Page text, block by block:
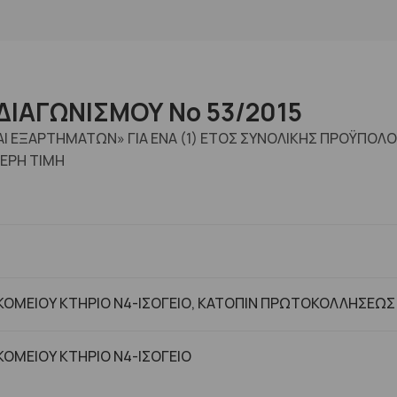
No 53/2015
ΕΞΑΡΤΗΜΑΤΩΝ» ΓΙΑ ΕΝΑ (1) ΕΤΟΣ ΣΥΝΟΛΙΚΗΣ
ΤΙΜΗ
ΚΤΗΡΙΟ Ν4-ΙΣΟΓΕΙΟ, ΚΑΤΟΠΙΝ ΠΡΩΤΟΚΟΛΛΗΣΕΩΣ
ΚΤHΡΙΟ Ν4-ΙΣΟΓΕΙΟ